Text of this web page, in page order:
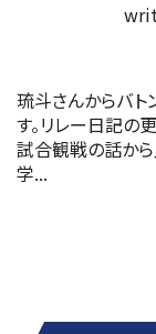
琉斗さんからバ
す。リレー日記の
試合観戦の話から
学...